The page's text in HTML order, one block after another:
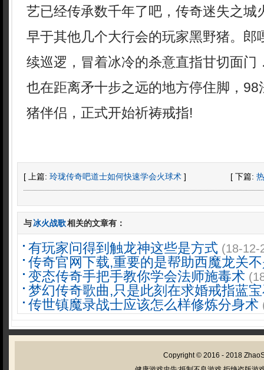
艺已经传承数千年了吧，传奇迷失之城
早于其他几个大行会的玩家黑野猪。郎
续巡逻，冒着冰冷的杀意直指甘切面门
也在距离矛十步之远的地方停住脚，
猪伴侣，正式开始祈祷戒指!
[ 上篇: 玲珑传奇吧道士如何快速学会火球术 ] [ 下篇:
与冰火战歌相关的文章有：
有玩家问得到触龙神这些是方式 (18-12-
传奇官网下载,重要的是帮助西魔龙关
变态传奇手把手教你学会法师施毒术
梦幻传奇歌曲,只是此刻在求婚戒指蓝
传世镇魔录战士应该怎么样修炼分身术
Copyright © 2016 - 2018